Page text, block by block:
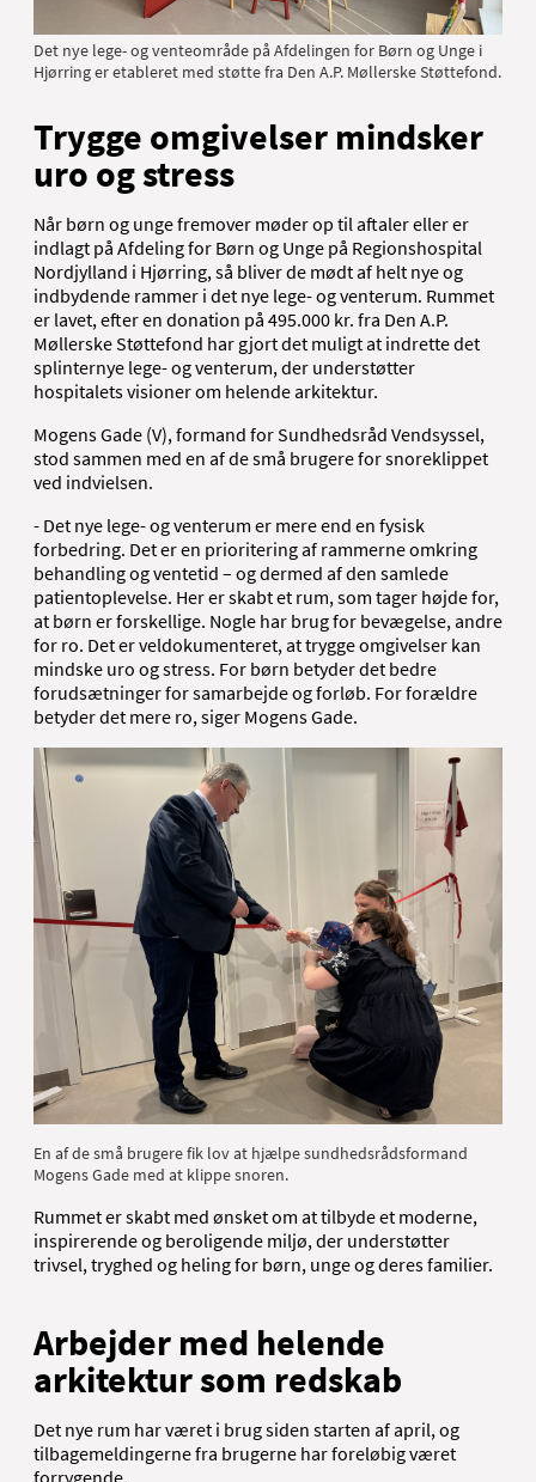
Det nye lege- og venteområde på Afdelingen for Børn og Unge i
Hjørring er etableret med støtte fra Den A.P. Møllerske Støttefond.
Trygge omgivelser mindsker
uro og stress
Når børn og unge fremover møder op til aftaler eller er
indlagt på Afdeling for Børn og Unge på Regionshospital
Nordjylland i Hjørring, så bliver de mødt af helt nye og
indbydende rammer i det nye lege- og venterum. Rummet
er lavet, efter en donation på 495.000 kr. fra Den A.P.
Møllerske Støttefond har gjort det muligt at indrette det
splinternye lege- og venterum, der understøtter
hospitalets visioner om helende arkitektur.
Mogens Gade (V), formand for Sundhedsråd Vendsyssel,
stod sammen med en af de små brugere for snoreklippet
ved indvielsen.
- Det nye lege- og venterum er mere end en fysisk
forbedring. Det er en prioritering af rammerne omkring
behandling og ventetid – og dermed af den samlede
patientoplevelse. Her er skabt et rum, som tager højde for,
at børn er forskellige. Nogle har brug for bevægelse, andre
for ro. Det er veldokumenteret, at trygge omgivelser kan
mindske uro og stress. For børn betyder det bedre
forudsætninger for samarbejde og forløb. For forældre
betyder det mere ro, siger Mogens Gade.
En af de små brugere fik lov at hjælpe sundhedsrådsformand
Mogens Gade med at klippe snoren.
Rummet er skabt med ønsket om at tilbyde et moderne,
inspirerende og beroligende miljø, der understøtter
trivsel, tryghed og heling for børn, unge og deres familier.
Arbejder med helende
arkitektur som redskab
Det nye rum har været i brug siden starten af april, og
tilbagemeldingerne fra brugerne har foreløbig været